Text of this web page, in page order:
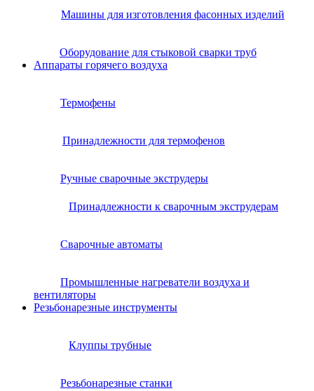
Машины для изготовления фасонных изделий
Оборудование для стыковой сварки труб
Аппараты горячего воздуха
Термофены
Принадлежности для термофенов
Ручные сварочные экструдеры
Принадлежности к сварочным экструдерам
Сварочные автоматы
Промышленные нагреватели воздуха и
вентиляторы
Резьбонарезные инструменты
Клуппы трубные
Резьбонарезные станки